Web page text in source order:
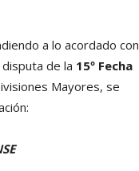
a lo acordado con
disputa de la 15º Fecha
Mayores, se